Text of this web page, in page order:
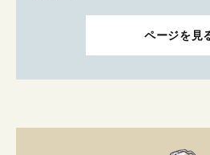
ページを見